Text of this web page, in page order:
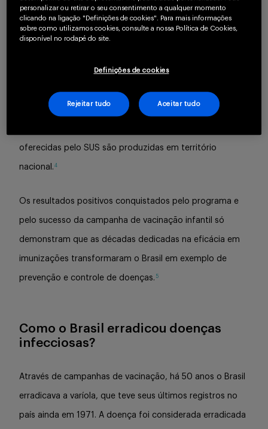
(OMS) , até mesmo em locais de difícil acesso. 2
Os números também são um destaque: o Brasil se
por ano à população.3
O país também é referência mundial quando o assunto é
oferecidas pelo SUS são produzidas em território
nacional. 4
Os resultados positivos conquistados pelo programa e
pelo sucesso da campanha de vacinação infantil só
demonstram que as décadas dedicadas na eficácia em
imunizações transformaram o Brasil em exemplo de
prevenção e controle de doenças. 5
Como o Brasil erradicou doenças
infecciosas?
Através de campanhas de vacinação, há 50 anos o Brasil
erradicava a varíola, que teve seus últimos registros no
país ainda em 1971. A doença foi considerada erradicada
personalizar ou retirar o seu consentimento a qualquer momento
clicando na ligação "Definições de cookies". Para mais informações
sobre como utilizamos cookies, consulte a nossa Política de Cookies,
disponível no rodapé do site.
Definições de cookies
Rejeitar tudo Aceitar tudo